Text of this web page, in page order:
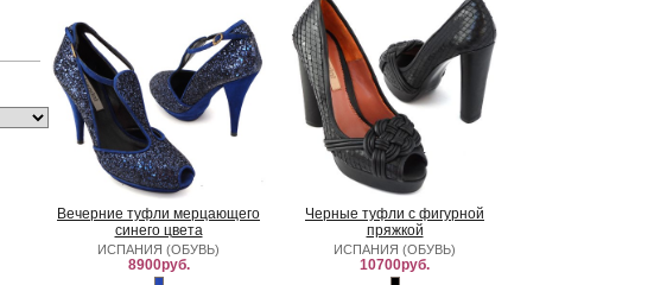
Вечерние туфли мерцающего
синего цвета
ИСПАНИЯ (ОБУВЬ)
8900руб.
Черные туфли с фигурной
пряжкой
ИСПАНИЯ (ОБУВЬ)
10700руб.